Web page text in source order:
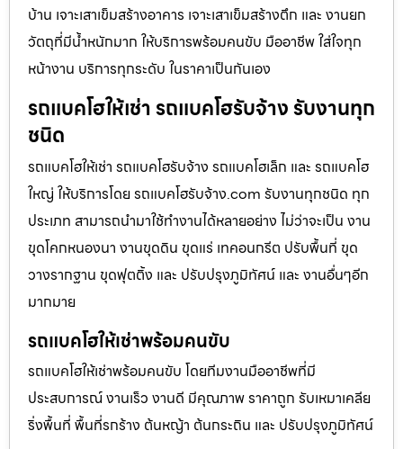
บ้าน เจาะเสาเข็มสร้างอาคาร เจาะเสาเข็มสร้างตึก และ งานยก
วัตถุที่มีน้ำหนักมาก ให้บริการพร้อมคนขับ มืออาชีพ ใส่ใจทุก
หน้างาน บริการทุกระดับ ในราคาเป็นกันเอง
รถแบคโฮให้เช่า รถแบคโฮรับจ้าง รับงานทุก
ชนิด
รถแบคโฮให้เช่า รถแบคโฮรับจ้าง รถแบคโฮเล็ก และ รถแบคโฮ
ใหญ่ ให้บริการโดย รถแบคโฮรับจ้าง.com รับงานทุกชนิด ทุก
ประเภท สามารถนำมาใช้ทำงานได้หลายอย่าง ไม่ว่าจะเป็น งาน
ขุดโคกหนองนา งานขุดดิน ขุดแร่ เทคอนกรีต ปรับพื้นที่ ขุด
วางรากฐาน ขุดฟุตติ้ง และ ปรับปรุงภูมิทัศน์ และ งานอื่นๆอีก
มากมาย
รถแบคโฮให้เช่าพร้อมคนขับ
รถแบคโฮให้เช่าพร้อมคนขับ โดยทีมงานมืออาชีพที่มี
ประสบการณ์ งานเร็ว งานดี มีคุณภาพ ราคาถูก รับเหมาเคลีย
ริ่งพื้นที่ พื้นที่รกร้าง ต้นหญ้า ต้นกระถิน และ ปรับปรุงภูมิทัศน์